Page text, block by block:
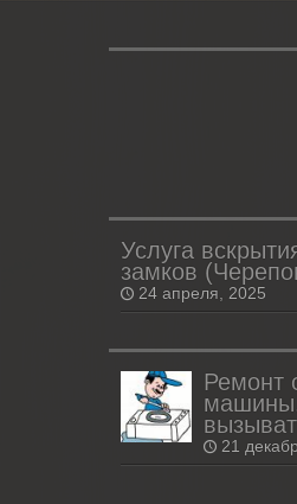
Услуга
замков
24 апреля, 2025
Ремонт
21